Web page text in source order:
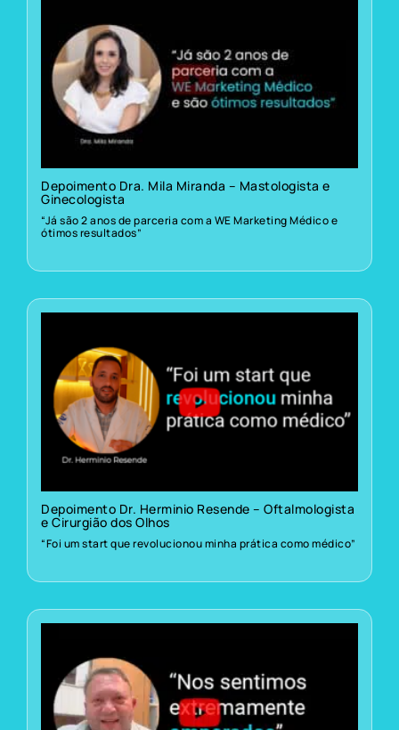
Depoimento Dra. Mila Miranda – Mastologista e
Ginecologista
“Já são 2 anos de parceria com a WE Marketing Médico e
ótimos resultados”
Depoimento Dr. Herminio Resende – Oftalmologista
e Cirurgião dos Olhos
“Foi um start que revolucionou minha prática como médico”